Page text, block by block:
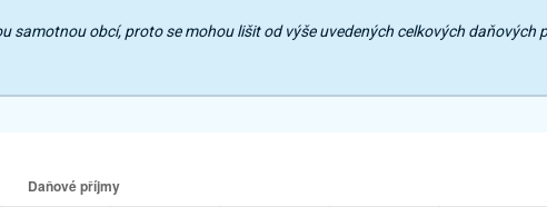
obcí, proto se mohou lišit od výše uvedených celkových daňových